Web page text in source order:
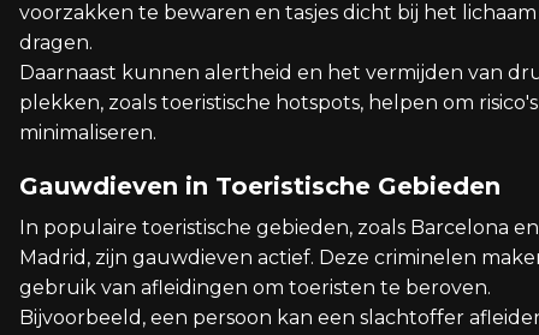
voorzakken te bewaren en tasjes dicht bij het
dragen.
Daarnaast kunnen alertheid en het vermijden van
plekken, zoals toeristische hotspots, helpen om
minimaliseren.
Gauwdieven in Toeristische Gebieden
In populaire toeristische gebieden, zoals Barcelona en
Madrid, zijn gauwdieven actief. Deze criminelen
gebruik van afleidingen om toeristen te beroven.
Bijvoorbeeld, een persoon kan een slachtoffer